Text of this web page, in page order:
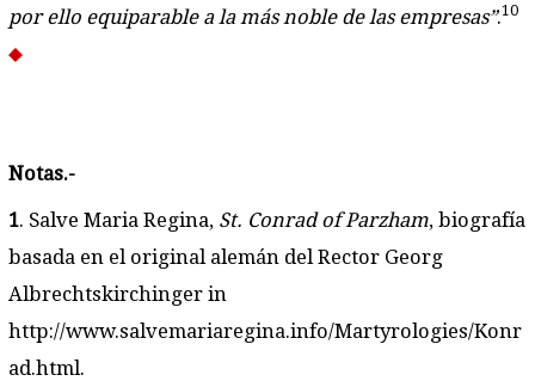
por ello equiparable a la más noble de las empresas”.10
Notas.-
1. Salve Maria Regina, St. Conrad of Parzham, biografía
basada en el original alemán del Rector Georg
Albrechtskirchinger in
http://www.salvemariaregina.info/Martyrologies/Konr
ad.html.